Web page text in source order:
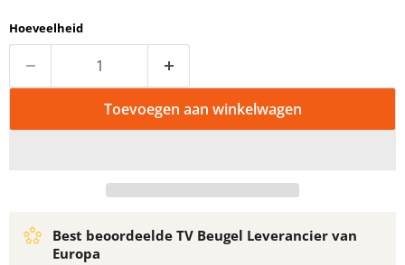
Hoeveelheid
Toevoegen aan winkelwagen
Best beoordeelde TV Beugel Leverancier van
Europa